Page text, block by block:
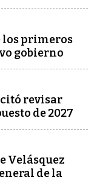
los primeros
gobierno
revisar
de 2027
Velásquez
de la